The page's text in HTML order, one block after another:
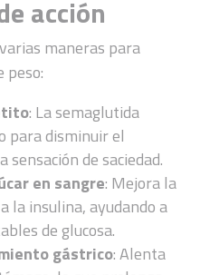
acción
maneras para
peso:
: La semaglutida
para disminuir el
de saciedad.
en sangre: Mejora la
la insulina, ayudando a
de glucosa.
gástrico: Alenta